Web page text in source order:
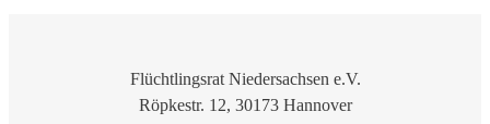
Flüchtlingsrat Niedersachsen e.V.
Röpkestr. 12, 30173 Hannover